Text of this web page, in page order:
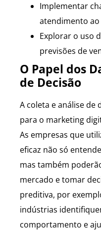
Implementar
atendimento
Explorar o uso
previsões de
O Papel dos
de Decisão
A coleta e análise de
para o marketing
As empresas que
eficaz não só
mas também
mercado e tomar
preditiva, por
indústrias
comportamento e